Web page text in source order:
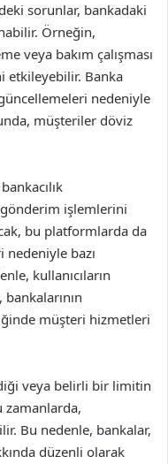
sorunlar, bankadaki
Örneğin,
veya bakım çalışması
etkileyebilir. Banka
nedeniyle
müşteriler döviz
işlemlerini
bu platformlarda da
bazı
kullanıcıların
müşteri hizmetleri
veya belirli bir limitin
Bu nedenle, bankalar,
düzenli olarak